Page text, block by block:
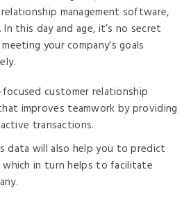
management software,
this day and age, it’s no secret
your company’s goals
focused customer relationship
improves teamwork by providing
transactions.
data will also help you to predict
in turn helps to facilitate